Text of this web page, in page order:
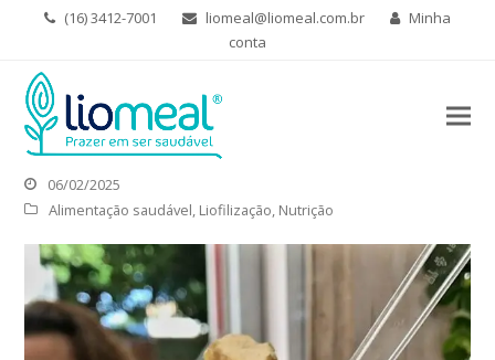
(16) 3412-7001 liomeal@liomeal.com.br
Minha
conta
06/02/2025
Alimentação saudável, Liofilização, Nutrição